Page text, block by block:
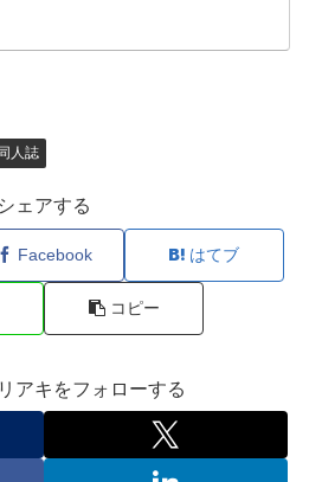
人誌
シェアする
Facebook はてブ
コピー
アキをフォローする